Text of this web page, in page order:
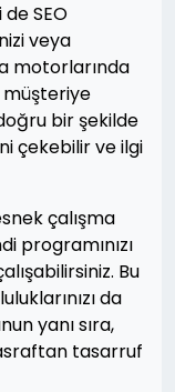
SEO
veya
motorlarında
müşteriye
bir şekilde
çekebilir ve ilgi
çalışma
programınızı
Bu
da
yanı sıra,
tasarruf